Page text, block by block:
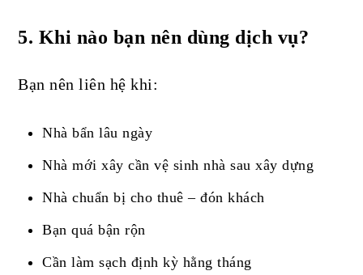
5. Khi nào bạn nên dùng dịch vụ?
Bạn nên liên hệ khi:
Nhà bẩn lâu ngày
Nhà mới xây cần vệ sinh nhà sau xây dựng
Nhà chuẩn bị cho thuê – đón khách
Bạn quá bận rộn
Cần làm sạch định kỳ hằng tháng